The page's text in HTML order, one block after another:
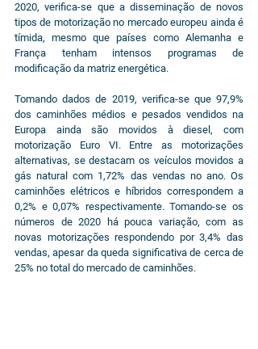
2020, verifica-se que a disseminação de novos
tipos de motorização no mercado europeu ainda é
tímida, mesmo que países como Alemanha e
França tenham intensos programas de
modificação da matriz energética.
Tomando dados de 2019, verifica-se que 97,9%
dos caminhões médios e pesados vendidos na
Europa ainda são movidos à diesel, com
motorização Euro VI. Entre as motorizações
alternativas, se destacam os veículos movidos a
gás natural com 1,72% das vendas no ano. Os
caminhões elétricos e híbridos correspondem a
0,2% e 0,07% respectivamente. Tomando-se os
números de 2020 há pouca variação, com as
novas motorizações respondendo por 3,4% das
vendas, apesar da queda significativa de cerca de
25% no total do mercado de caminhões.